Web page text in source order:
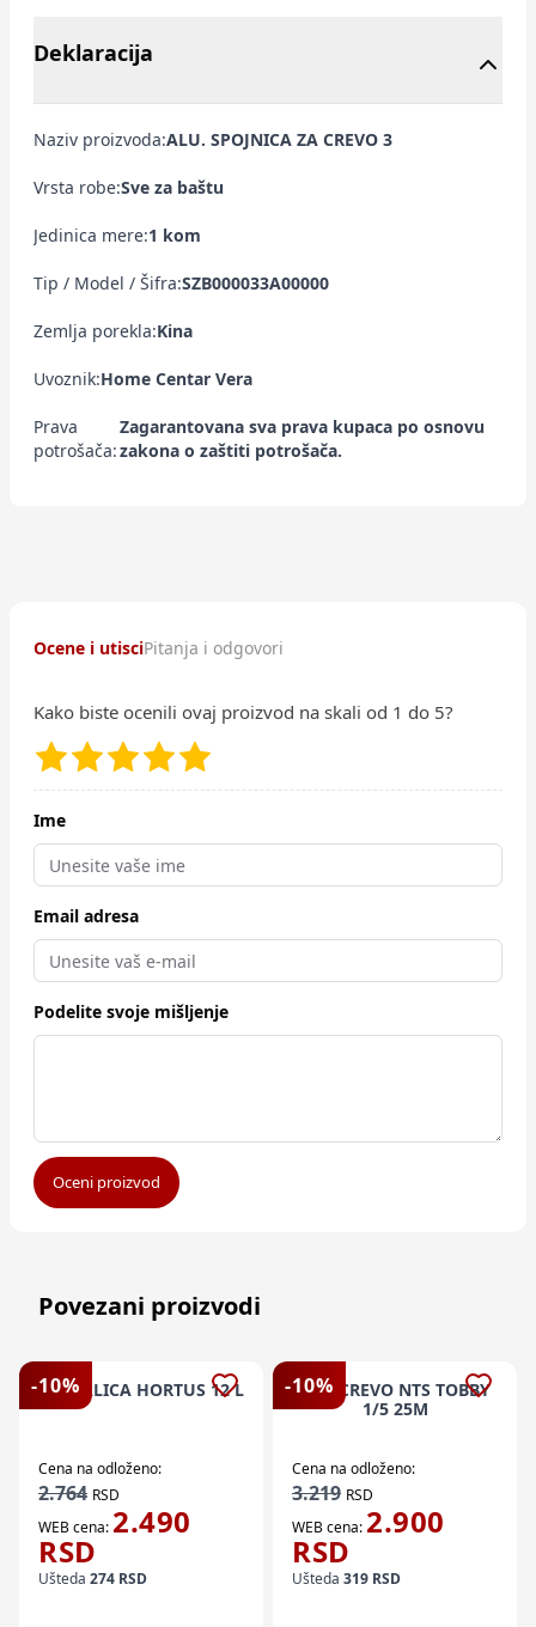
Deklaracija
Naziv proizvoda:ALU. SPOJNICA ZA CREVO 3
Vrsta robe:Sve za baštu
Jedinica mere:1 kom
Tip / Model / Šifra:SZB000033A00000
Zemlja porekla:Kina
Uvoznik:Home Centar Vera
Prava
potrošača:
Zagarantovana sva prava kupaca po osnovu
zakona o zaštiti potrošača.
Ocene i utisciPitanja i odgovori
Kako biste ocenili ovaj proizvod na skali od 1 do 5?
Ime
Email adresa
Podelite svoje mišljenje
Oceni proizvod
Povezani proizvodi
-10%
PRSKALICA HORTUS 12 L
Cena na odloženo:
2.764 RSD
WEB cena: 2.490
RSD
Ušteda 274 RSD
-10%
FITT CREVO NTS TOBBY
1/5 25M
Cena na odloženo:
3.219 RSD
WEB cena: 2.900
RSD
Ušteda 319 RSD